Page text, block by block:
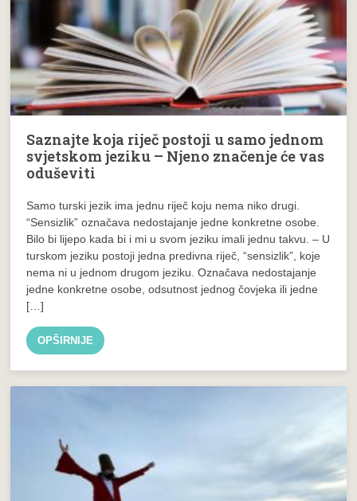
Saznajte koja riječ postoji u samo jednom
svjetskom jeziku – Njeno značenje će vas
oduševiti
Samo turski jezik ima jednu riječ koju nema niko drugi.
“Sensizlik” označava nedostajanje jedne konkretne osobe.
Bilo bi lijepo kada bi i mi u svom jeziku imali jednu takvu. – U
turskom jeziku postoji jedna predivna riječ, “sensizlik”, koje
nema ni u jednom drugom jeziku. Označava nedostajanje
jedne konkretne osobe, odsutnost jednog čovjeka ili jedne
[…]
OPŠIRNIJE